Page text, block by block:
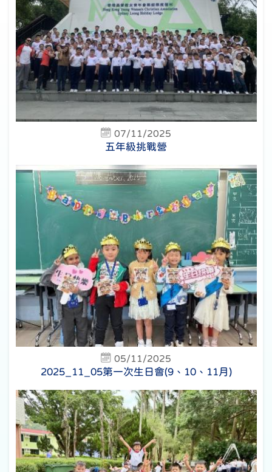
07/11/2025
五年級挑戰營
05/11/2025
2025_11_05第一次生日會(9、10、11月)